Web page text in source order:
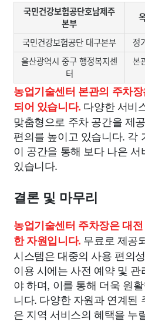
국민건강보험공단호남제주
본부
국민건강보험공단 대구본부 정
울산광역시 중구 행정복지센
터
본
농업기술센터 본관의 주차
되어 있습니다. 다양한 서비
맞춤형으로 주차 공간을 제
편의를 높이고 있습니다. 각
이 공간을 통해 보다 나은
있습니다.
결론 및 마무리
농업기술센터 주차장은 대
한 자원입니다. 무료로 제공
시스템은 대중의 사용 편의
이용 시에는 사전 예약 및
야 하며, 이를 통해 더욱 원
니다. 다양한 자원과 연계된
은 지역 서비스의 혜택을 누